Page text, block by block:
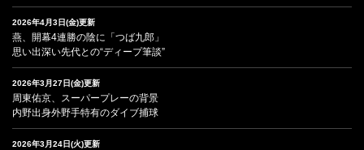
2026年4月3日(金)更新
燕、開幕4連勝の陰に「つば九郎」
思い出深い先代との“ディープ筆談”
2026年3月27日(金)更新
周東佑京、スーパープレーの背景
内野出身外野手特有のダイブ捕球
2026年3月24日(火)更新